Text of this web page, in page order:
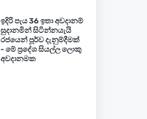
ඉදිරි පැය 36 ඉතා අවදානම්
සුදානමින් සිටින්නයැයි
රජයෙන් පූර්ව දැනුම්දීමක්
- මේ ප්‍රදේශ සියල්ල ලොකු
අවදානමක